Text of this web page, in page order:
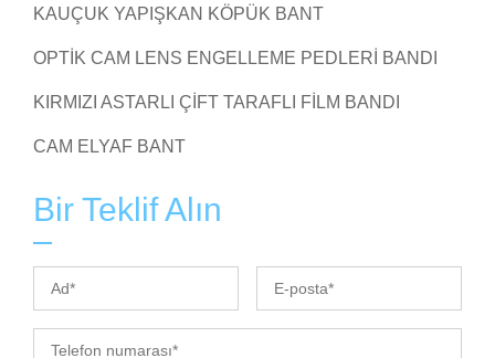
KAUÇUK YAPIŞKAN KÖPÜK BANT
OPTIK CAM LENS ENGELLEME PEDLERI BANDI
KIRMIZI ASTARLI ÇIFT TARAFLI FILM BANDI
CAM ELYAF BANT
Bir Teklif Alın